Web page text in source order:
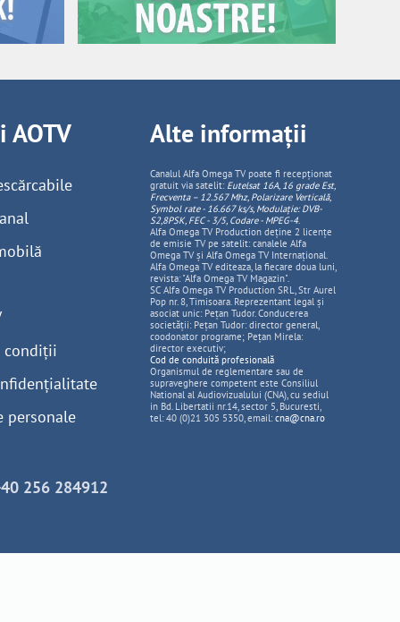
AOTV
condiții
personale
Alte informații
Canalul Alfa Omega TV poate fi recepționat
gratuit via satelit: Eutelsat 16A, 16 grade Est,
Frecventa – 12.567 Mhz, PolarizareVerticală,
Symbol rate - 16.667 ks/s, Modulație: DVB-
S2,8PSK, FEC - 3/5, Codare - MPEG-4.
Alfa Omega TV Production deține 2 licențe
de emisie TV pe satelit: canalele Alfa
Omega TV și Alfa Omega TV Internațional.
Alfa Omega TV editeaza, la fiecare doua luni,
revista: "Alfa Omega TV Magazin".
SC Alfa Omega TV Production SRL, Str Aurel
Pop nr. 8, Timisoara. Reprezentant legal și
asociat unic: Pețan Tudor. Conducerea
societății: Pețan Tudor: director general,
coodonator programe; Pețan Mirela:
director executiv;
Cod de conduită profesională
Organismul de reglementare sau de
supraveghere competent este Consiliul
National al Audiovizualului (CNA), cu sediul
in Bd. Libertatii nr.14, sector 5, Bucuresti,
tel: 40 (0)21 305 5350, email: cna@cna.ro
256 284912